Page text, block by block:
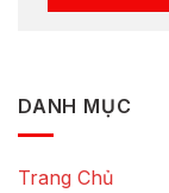
DANH MỤC
Trang Chủ